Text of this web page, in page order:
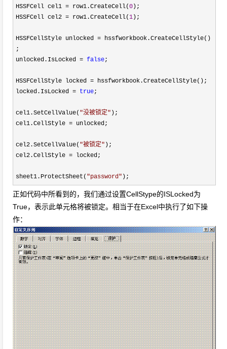
HSSFCell cel1 = row1.CreateCell(0 );
HSSFCell cel2 = row1.CreateCell(1 );
HSSFCellStyle unlocked = hssfworkbook.CreateCellStyle()
;
unlocked.IsLocked = false;
HSSFCellStyle locked = hssfworkbook.CreateCellStyle();
locked.IsLocked = true;
cel1.SetCellValue( "没被锁定" );
cel1.CellStyle = unlocked;
cel2.SetCellValue( "被锁定" );
cel2.CellStyle = locked;
sheet1.ProtectSheet( "password" );
正如代码中所看到的，我们通过设置CellStype的ISLocked为
True，表示此单元格将被锁定。相当于在Excel中执行了如下操
作：